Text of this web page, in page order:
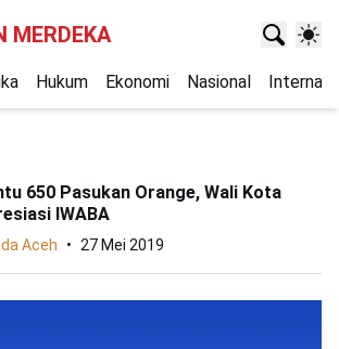
MERDEKA
Hukum Ekonomi Nasional
650 Pasukan Orange, Wali Kota
IWABA
Aceh 27 Mei 2019